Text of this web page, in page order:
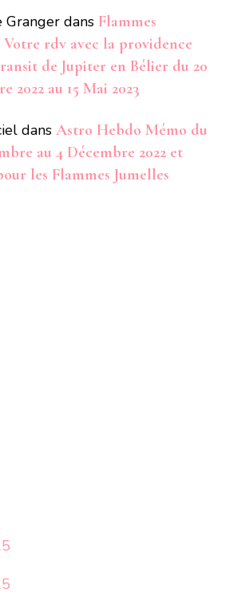
Granger dans Flammes
Votre rdv avec la providence
de Jupiter en Bélier du 20
2022 au 15 Mai 2023
dans Astro Hebdo Mémo du
au 4 Décembre 2022 et
les Flammes Jumelles